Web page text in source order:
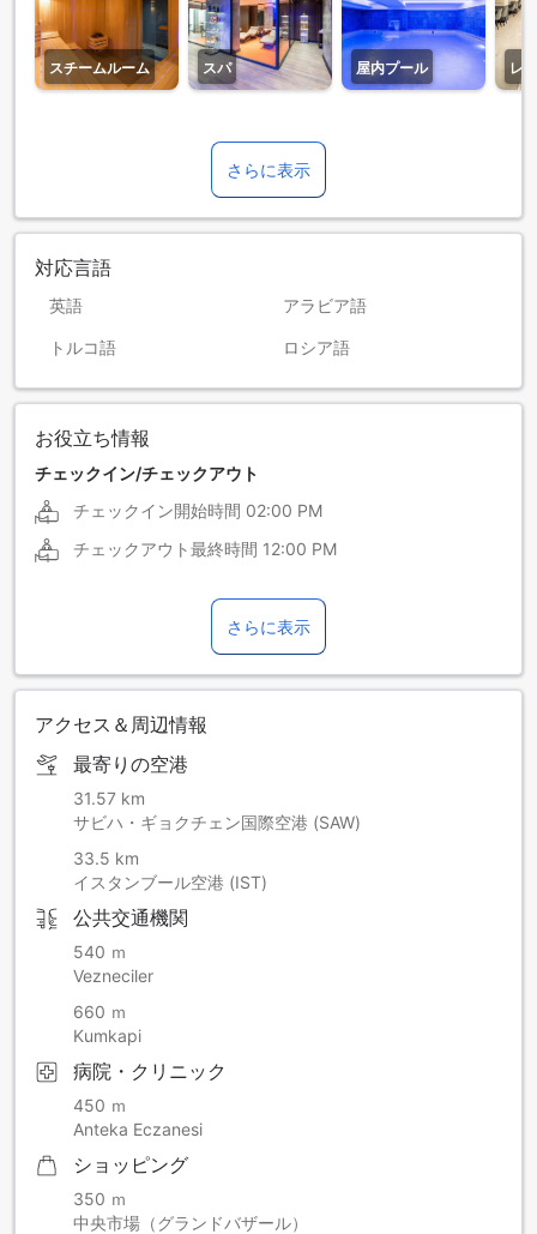
スチームルーム スパ 屋内プール レ
さらに表示
対応言語
英語 アラビア語
トルコ語 ロシア語
お役立ち情報
チェックイン/チェックアウト
チェックイン開始時間 02:00 PM
チェックアウト最終時間 12:00 PM
さらに表示
アクセス＆周辺情報
最寄りの空港
31.57 km
サビハ・ギョクチェン国際空港 (SAW)
33.5 km
イスタンブール空港 (IST)
公共交通機関
540 ｍ
Vezneciler
660 ｍ
Kumkapi
病院・クリニック
450 ｍ
Anteka Eczanesi
ショッピング
350 ｍ
中央市場（グランドバザール）